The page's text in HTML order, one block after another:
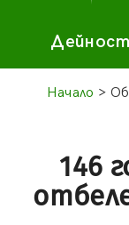
Начало >
146